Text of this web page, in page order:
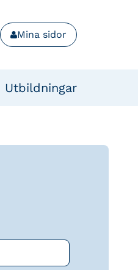
Mina sidor
Utbildningar